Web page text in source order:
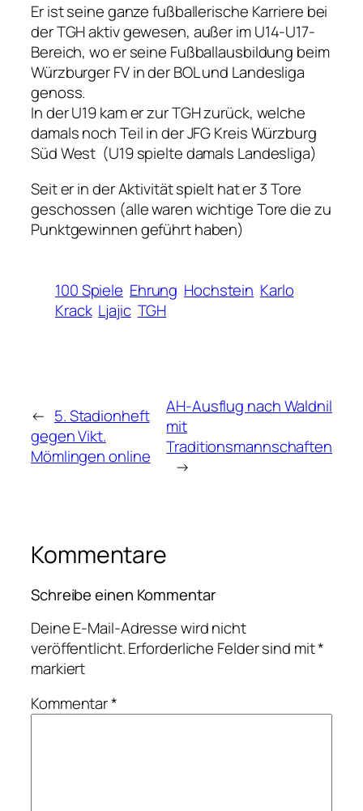
Er ist seine ganze fußballerische Karriere bei
der TGH aktiv gewesen, außer im U14-U17-
Bereich, wo er seine Fußballausbildung beim
Würzburger FV in der BOL und Landesliga
genoss.
In der U19 kam er zur TGH zurück, welche
damals noch Teil in der JFG Kreis Würzburg
Süd West (U19 spielte damals Landesliga)
Seit er in der Aktivität spielt hat er 3 Tore
geschossen (alle waren wichtige Tore die zu
Punktgewinnen geführt haben)
100 Spiele Ehrung Hochstein Karlo
Krack Ljajic TGH
← 5. Stadionheft
gegen Vikt.
Mömlingen online
AH-Ausflug nach Waldnil
mit
Traditionsmannschaften
→
Kommentare
Schreibe einen Kommentar
Deine E-Mail-Adresse wird nicht
veröffentlicht.Erforderliche Felder sind mit*
markiert
Kommentar*